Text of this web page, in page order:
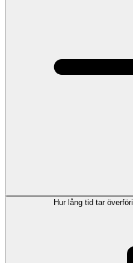
Hur lång tid tar